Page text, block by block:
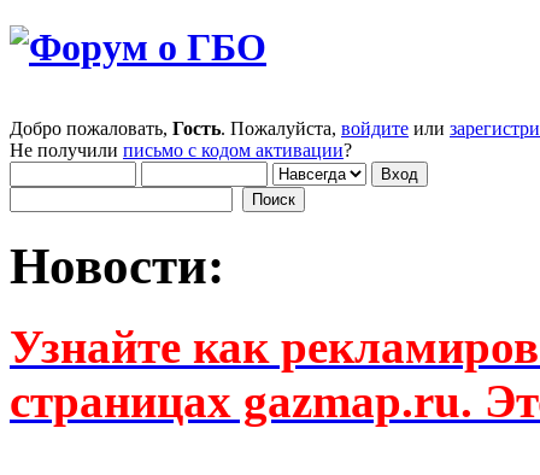
Добро пожаловать, Гость. Пожалуйста, войдите или
Не получили письмо с кодом активации?
Новости:
Узнайте как
страницах gazmap.ru.